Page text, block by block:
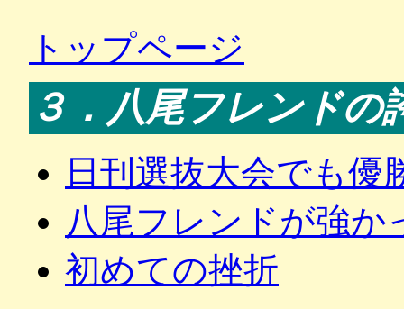
トップページ
３．八尾フレンドの
日刊選抜大会でも優
八尾フレンドが強か
初めての挫折